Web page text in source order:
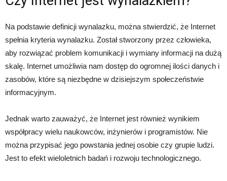
Na podstawie definicji wynalazku, można stwierdzić, że Internet
spełnia kryteria wynalazku. Został stworzony przez człowieka,
aby rozwiązać problem komunikacji i wymiany informacji na dużą
skalę. Internet umożliwia nam dostęp do ogromnej ilości danych i
zasobów, które są niezbędne w dzisiejszym społeczeństwie
informacyjnym.
Jednak warto zauważyć, że Internet jest również wynikiem
współpracy wielu naukowców, inżynierów i programistów. Nie
można przypisać jego powstania jednej osobie czy grupie ludzi.
Jest to efekt wieloletnich badań i rozwoju technologicznego.